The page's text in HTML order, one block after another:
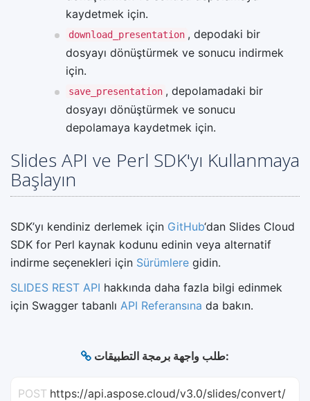
kaydetmek için.
download_presentation , depodaki bir
dosyayı dönüştürmek ve sonucu indirmek
için.
save_presentation , depolamadaki bir
dosyayı dönüştürmek ve sonucu
depolamaya kaydetmek için.
Slides API ve Perl SDK'yı Kullanmaya
Başlayın
SDK’yı kendiniz derlemek için GitHub‘dan Slides Cloud
SDK for Perl kaynak kodunu edinin veya alternatif
indirme seçenekleri için Sürümlere gidin.
SLIDES REST API hakkında daha fazla bilgi edinmek
için Swagger tabanlı API Referansına da bakın.
طلب واجهة برمجة التطبيقات:
POST https://api.aspose.cloud/v3.0/slides/convert/